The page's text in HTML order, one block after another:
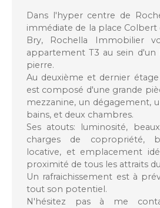
Dans l'hyper centre de
immédiate de la place
Bry, Rochella Immobilier
appartement T3 au sein
pierre.
Au deuxième et dernier étage
est composé d'une grande
mezzanine, un dégagement,
bains, et deux chambres.
Ses atouts: luminosité,
charges de copropriété,
locative, et emplacement
proximité de tous les attraits
Un rafraichissement est à
tout son potentiel.
N'hésitez pas à me